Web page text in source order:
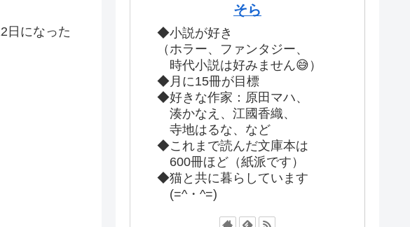
日になった
そら
◆小説が好き
（ホラー、ファンタジー、
時代小説は好みません😅）
◆月に15冊が目標
◆好きな作家：原田マハ、
湊かなえ、江國香織、
寺地はるな、など
◆これまで読んだ文庫本は
600冊ほど（紙派です）
◆猫と共に暮らしています
(=^・^=)